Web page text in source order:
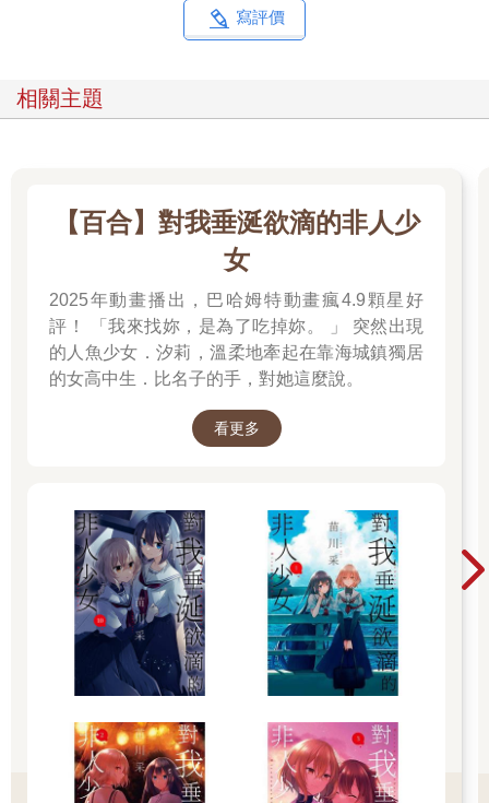
寫評價
相關主題
【百合】對我垂涎欲滴的非人少
女
2025年動畫播出，巴哈姆特動畫瘋4.9顆星好
評！ 「我來找妳，是為了吃掉妳。 」 突然出現
的人魚少女．汐莉，溫柔地牽起在靠海城鎮獨居
的女高中生．比名子的手，對她這麼說。
看更多